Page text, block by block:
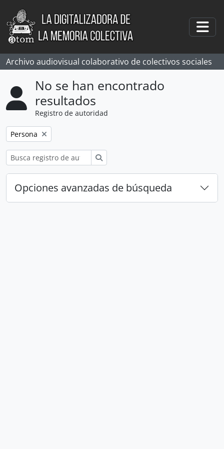
Skip to main content
Archivo audiovisual colaborativo de colectivos sociales
No se han encontrado
resultados
Registro de autoridad
Remove filter:
Persona
Opciones avanzadas de búsqueda